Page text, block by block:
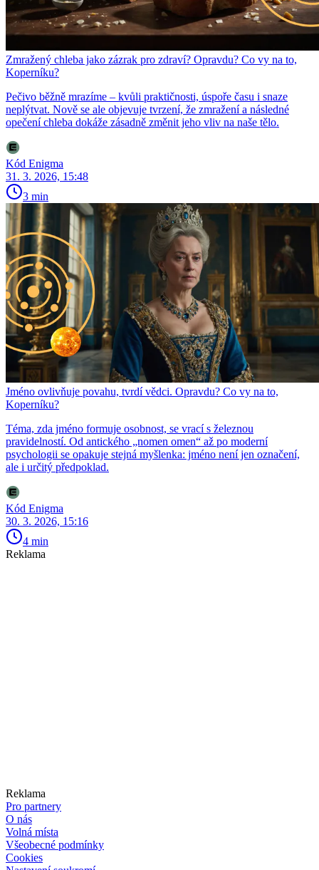
Zmražený chleba jako zázrak pro zdraví? Opravdu? Co vy na to,
Koperníku?
Pečivo běžně mrazíme – kvůli praktičnosti, úspoře času i snaze
neplýtvat. Nově se ale objevuje tvrzení, že zmražení a následné
opečení chleba dokáže zásadně změnit jeho vliv na naše tělo.
Kód Enigma
31. 3. 2026, 15:48
3 min
Jméno ovlivňuje povahu, tvrdí vědci. Opravdu? Co vy na to,
Koperníku?
Téma, zda jméno formuje osobnost, se vrací s železnou
pravidelností. Od antického „nomen omen“ až po moderní
psychologii se opakuje stejná myšlenka: jméno není jen označení,
ale i určitý předpoklad.
Kód Enigma
30. 3. 2026, 15:16
4 min
Reklama
Reklama
Pro partnery
O nás
Volná místa
Všeobecné podmínky
Cookies